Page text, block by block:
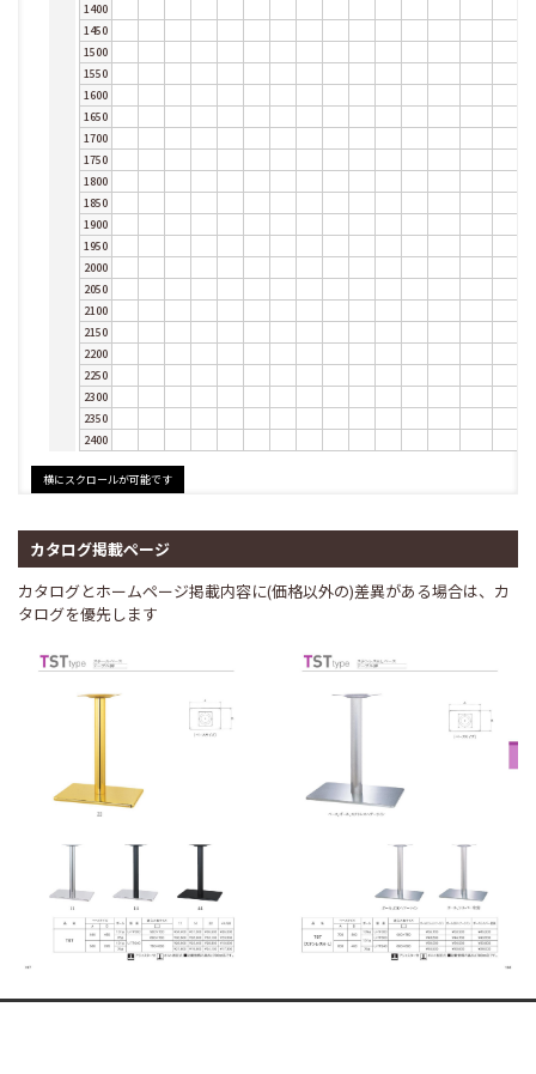
1400
1450
1500
1550
1600
1650
1700
1750
1800
1850
1900
1950
2000
2050
2100
2150
2200
2250
2300
2350
2400
カタログ掲載ページ
カタログとホームページ掲載内容に(価格以外の)差異がある場合は、カ
タログを優先します